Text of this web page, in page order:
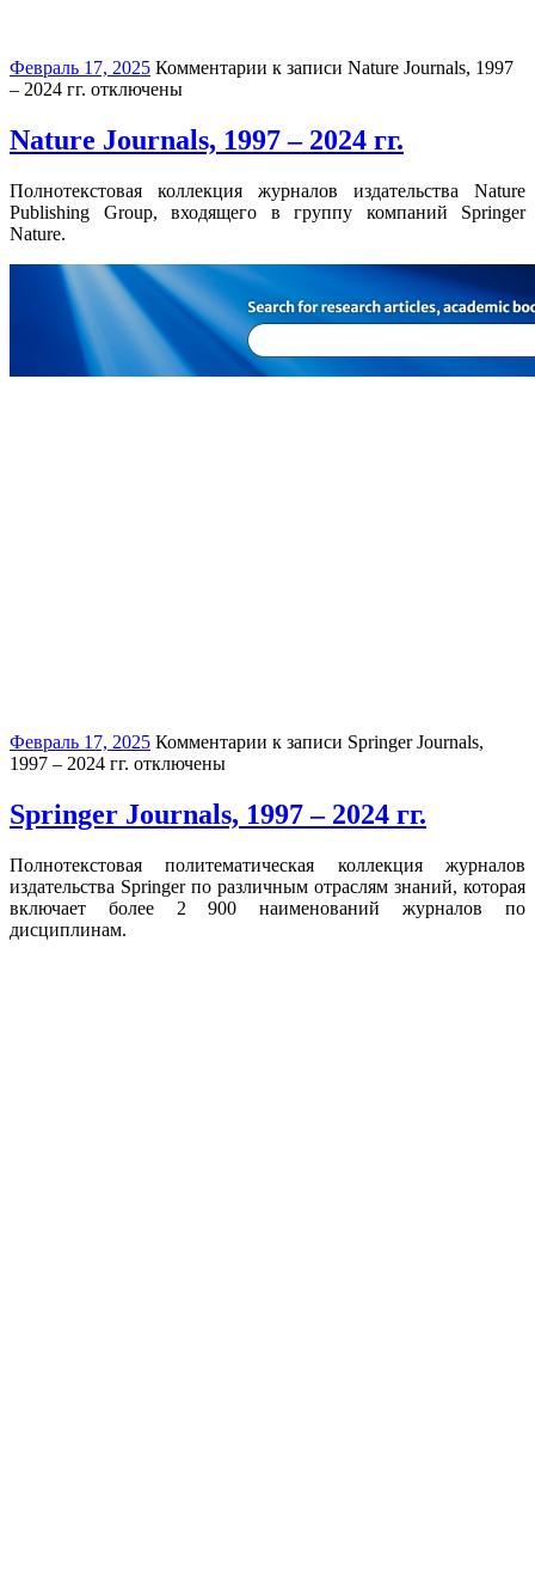
Февраль 17, 2025 Комментарии к записи Nature Journals, 1997
– 2024 гг. отключены
Nature Journals, 1997 – 2024 гг.
Полнотекстовая коллекция журналов издательства Nature
Publishing Group, входящего в группу компаний Springer
Nature.
Февраль 17, 2025 Комментарии к записи Springer Journals,
1997 – 2024 гг. отключены
Springer Journals, 1997 – 2024 гг.
Полнотекстовая политематическая коллекция журналов
издательства Springer по различным отраслям знаний, которая
включает более 2 900 наименований журналов по
дисциплинам.